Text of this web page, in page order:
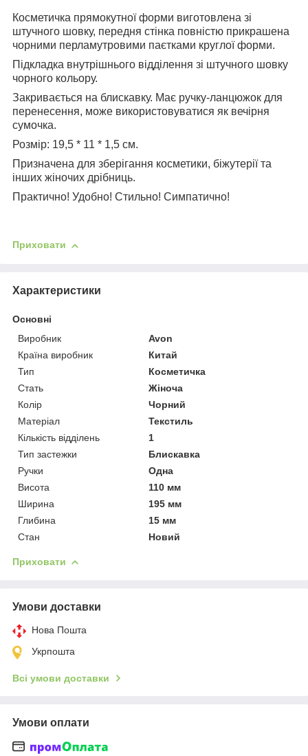
Косметичка прямокутної форми виготовлена зі
штучного шовку, передня стінка повністю прикрашена
чорними перламутровими паєтками круглої форми.
Підкладка внутрішнього відділення зі штучного шовку
чорного кольору.
Закривається на блискавку. Має ручку-ланцюжок для
перенесення, може використовуватися як вечірня
сумочка.
Розмір: 19,5 * 11 * 1,5 см.
Призначена для зберігання косметики, біжутерії та
інших жіночих дрібниць.
Практично! Удобно! Стильно! Симпатично!
Приховати
Характеристики
Основні
Виробник
Avon
Країна виробник
Китай
Тип
Косметичка
Стать
Жіноча
Колір
Чорний
Матеріал
Текстиль
Кількість відділень
1
Тип застежки
Блискавка
Ручки
Одна
Висота
110 мм
Ширина
195 мм
Глибина
15 мм
Стан
Новий
Приховати
Умови доставки
Нова Пошта
Укрпошта
Всі умови доставки
Умови оплати